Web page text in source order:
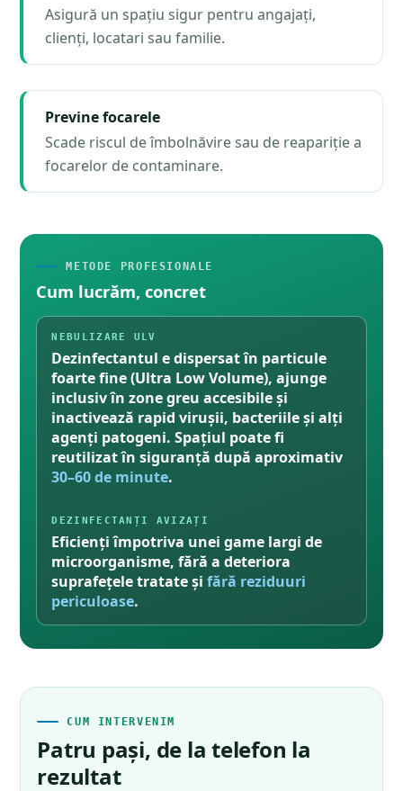
Asigură un spațiu sigur pentru angajați,
clienți, locatari sau familie.
Previne focarele
Scade riscul de îmbolnăvire sau de reapariție a
focarelor de contaminare.
METODE PROFESIONALE
Cum lucrăm, concret
NEBULIZARE ULV
Dezinfectantul e dispersat în particule
foarte fine (Ultra Low Volume), ajunge
inclusiv în zone greu accesibile și
inactivează rapid virușii, bacteriile și alți
agenți patogeni. Spațiul poate fi
reutilizat în siguranță după aproximativ
30–60 de minute.
DEZINFECTANȚI AVIZAȚI
Eficienți împotriva unei game largi de
microorganisme, fără a deteriora
suprafețele tratate șifără reziduuri
periculoase.
CUM INTERVENIM
Patru pași, de la telefon la
rezultat